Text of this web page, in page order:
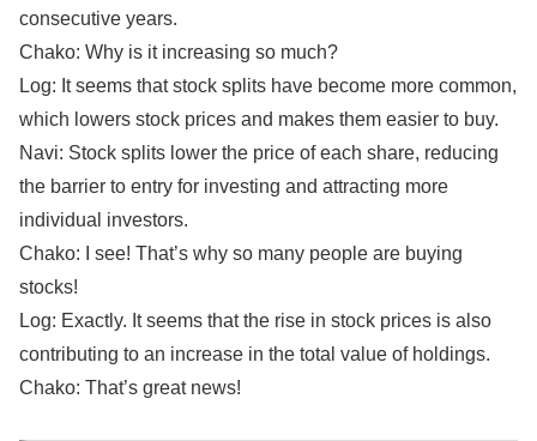
consecutive years.
Chako: Why is it increasing so much?
Log: It seems that stock splits have become more common,
which lowers stock prices and makes them easier to buy.
Navi: Stock splits lower the price of each share, reducing
the barrier to entry for investing and attracting more
individual investors.
Chako: I see! That’s why so many people are buying
stocks!
Log: Exactly. It seems that the rise in stock prices is also
contributing to an increase in the total value of holdings.
Chako: That’s great news!